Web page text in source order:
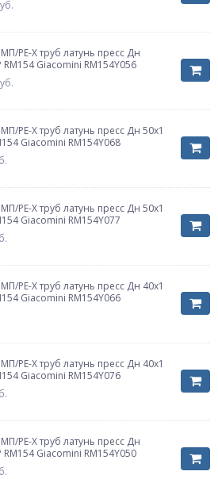
PE-X труб латунь пресс Дн
Giacomini RM154Y056
PE-X труб латунь пресс Дн 50х1
Giacomini RM154Y068
PE-X труб латунь пресс Дн 50х1
Giacomini RM154Y077
PE-X труб латунь пресс Дн 40х1
Giacomini RM154Y066
PE-X труб латунь пресс Дн 40х1
Giacomini RM154Y076
PE-X труб латунь пресс Дн
Giacomini RM154Y050